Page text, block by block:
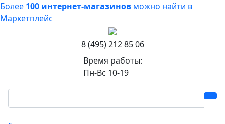
Более 100 интернет-магазинов можно найти в
Маркетплейс
8 (495) 212 85 06
Время работы:
Пн-Вс 10-19